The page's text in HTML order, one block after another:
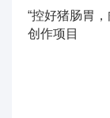
“控好猪肠胃
创作项目